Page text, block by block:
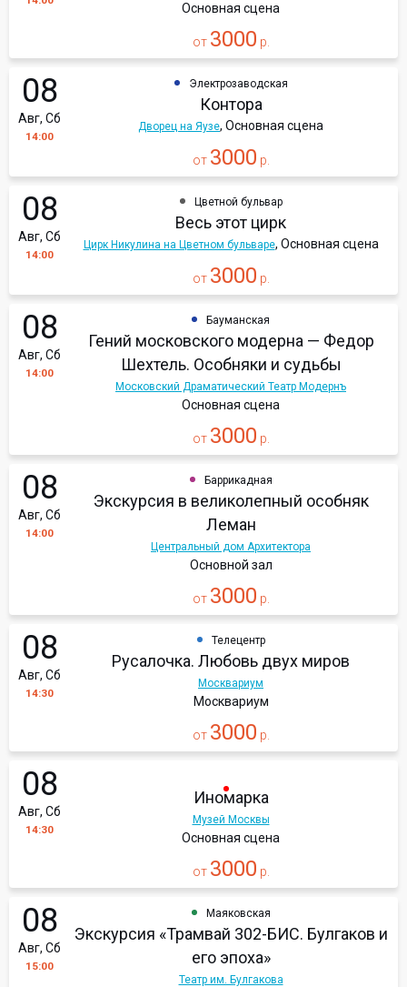
Основная сцена
от 3000 р.
08
Авг, Сб
14:00
Электрозаводская
Контора
Дворец на Яузе, Основная сцена
от 3000 р.
08
Авг, Сб
14:00
Цветной бульвар
Весь этот цирк
Цирк Никулина на Цветном бульваре, Основная сцена
от 3000 р.
08
Авг, Сб
14:00
Бауманская
Гений московского модерна — Федор
Шехтель. Особняки и судьбы
Московский Драматический Театр Модернъ
Основная сцена
от 3000 р.
08
Авг, Сб
14:00
Баррикадная
Экскурсия в великолепный особняк
Леман
Центральный дом Архитектора
Основной зал
от 3000 р.
08
Авг, Сб
14:30
Телецентр
Русалочка. Любовь двух миров
Москвариум
Москвариум
от 3000 р.
08
Авг, Сб
14:30
Иномарка
Музей Москвы
Основная сцена
от 3000 р.
08
Авг, Сб
15:00
Маяковская
Экскурсия «Трамвай 302-БИС. Булгаков и
его эпоха»
Театр им. Булгакова